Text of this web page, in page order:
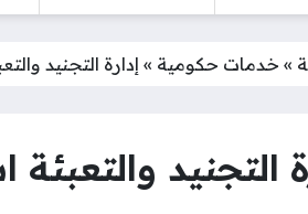
» خدمات حكومية » إدارة التجنيد
التجنيد